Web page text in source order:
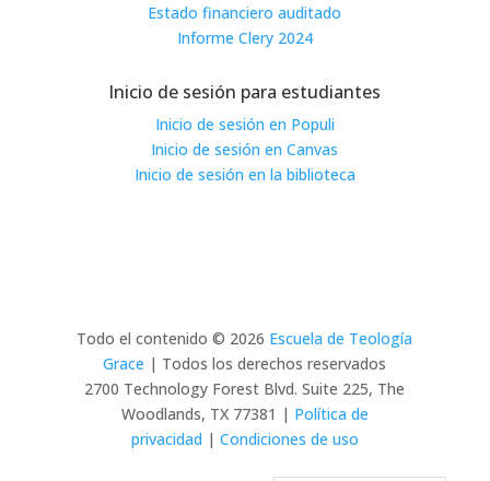
Estado financiero auditado
Informe Clery 2024
Inicio de sesión para estudiantes
Inicio de sesión en Populi
Inicio de sesión en Canvas
Inicio de sesión en la biblioteca
Todo el contenido © 2026 Escuela de Teología
Grace | Todos los derechos reservados
2700 Technology Forest Blvd. Suite 225, The
Woodlands, TX 77381 | Política de
privacidad | Condiciones de uso